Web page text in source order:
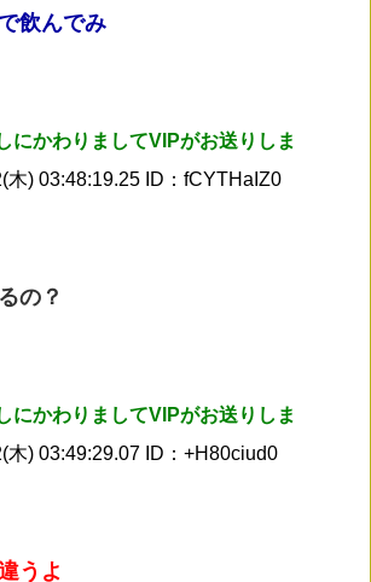
飲んでみ
にかわりましてVIPがお送りしま
木) 03:48:19.25 ID：fCYTHaIZ0
の？
にかわりましてVIPがお送りしま
木) 03:49:29.07 ID：+H80ciud0
うよ